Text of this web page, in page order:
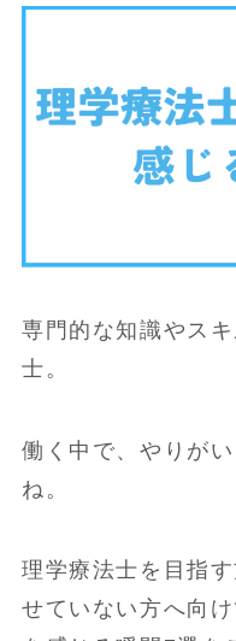
専門的な知識やス
士。
働く中で、やりが
ね。
理学療法士を目指
せていない方へ向